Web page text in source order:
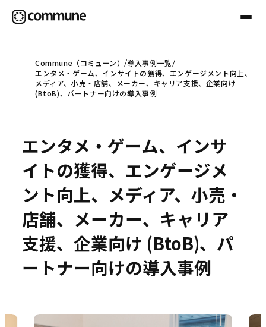
Communeについて
事例
セミナー
お役立ち情報
Commune（コミューン）
導入事例一覧
エンタメ・ゲーム、インサイトの獲得、エンゲージメント向上、
メディア、小売・店舗、メーカー、キャリア支援、企業向け
(BtoB)、パートナー向けの導入事例
エンタメ・ゲーム、インサ
イトの獲得、エンゲージメ
ント向上、メディア、小売・
店舗、メーカー、キャリア
支援、企業向け (BtoB)、パ
ートナー向けの導入事例